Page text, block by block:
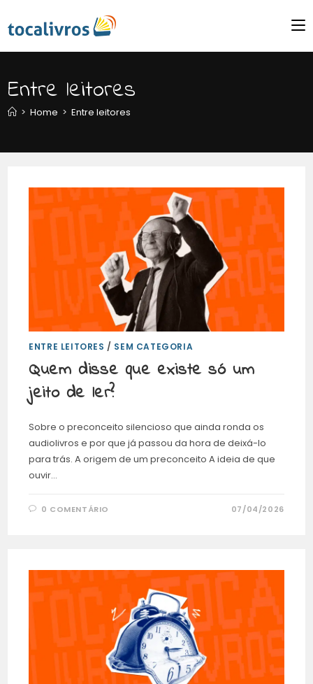
Entre leitores
> Home > Entre leitores
ENTRE LEITORES / SEM CATEGORIA
Quem disse que existe só um
jeito de ler?
Sobre o preconceito silencioso que ainda ronda os
audiolivros e por que já passou da hora de deixá-lo
para trás. A origem de um preconceito A ideia de que
ouvir…
0 COMENTÁRIO 07/04/2026